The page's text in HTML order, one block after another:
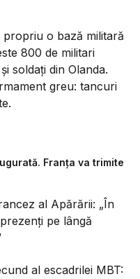
o bază militară
800 de militari
soldați din Olanda.
greu: tancuri
Franța va trimite
al Apărării: „În
pe lângă
al escadrilei MBT: